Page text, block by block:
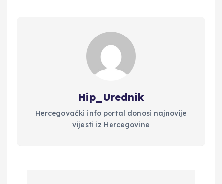
Hip_Urednik
Hercegovački info portal donosi najnovije
vijesti iz Hercegovine